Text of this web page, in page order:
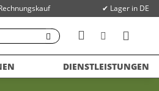
✔ Lager in DE
DIENSTLEISTUNGEN